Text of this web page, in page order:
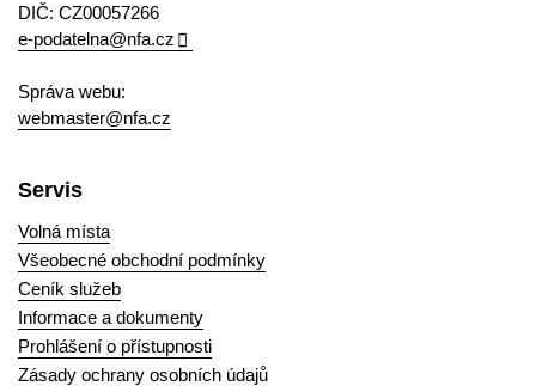
DIČ: CZ00057266
e-podatelna@nfa.cz
Správa webu:
webmaster@nfa.cz
Servis
Volná místa
Všeobecné obchodní podmínky
Ceník služeb
Informace a dokumenty
Prohlášení o přístupnosti
Zásady ochrany osobních údajů